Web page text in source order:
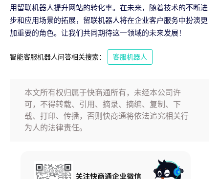
用留联机器人提升网站的转化率。在未来，随着技术的不断进
步和应用场景的拓展，留联机器人将在企业客户服务中扮演更
加重要的角色。让我们共同期待这一领域的未来发展！
智能客服机器人问答相关搜索： 客服机器人
本文所有权归属于快商通所有，未经本公司许
可，不得转载、引用、摘录、摘编、复制、下
载、打印、传播，否则快商通将依法追究相关行
为人的法律责任。